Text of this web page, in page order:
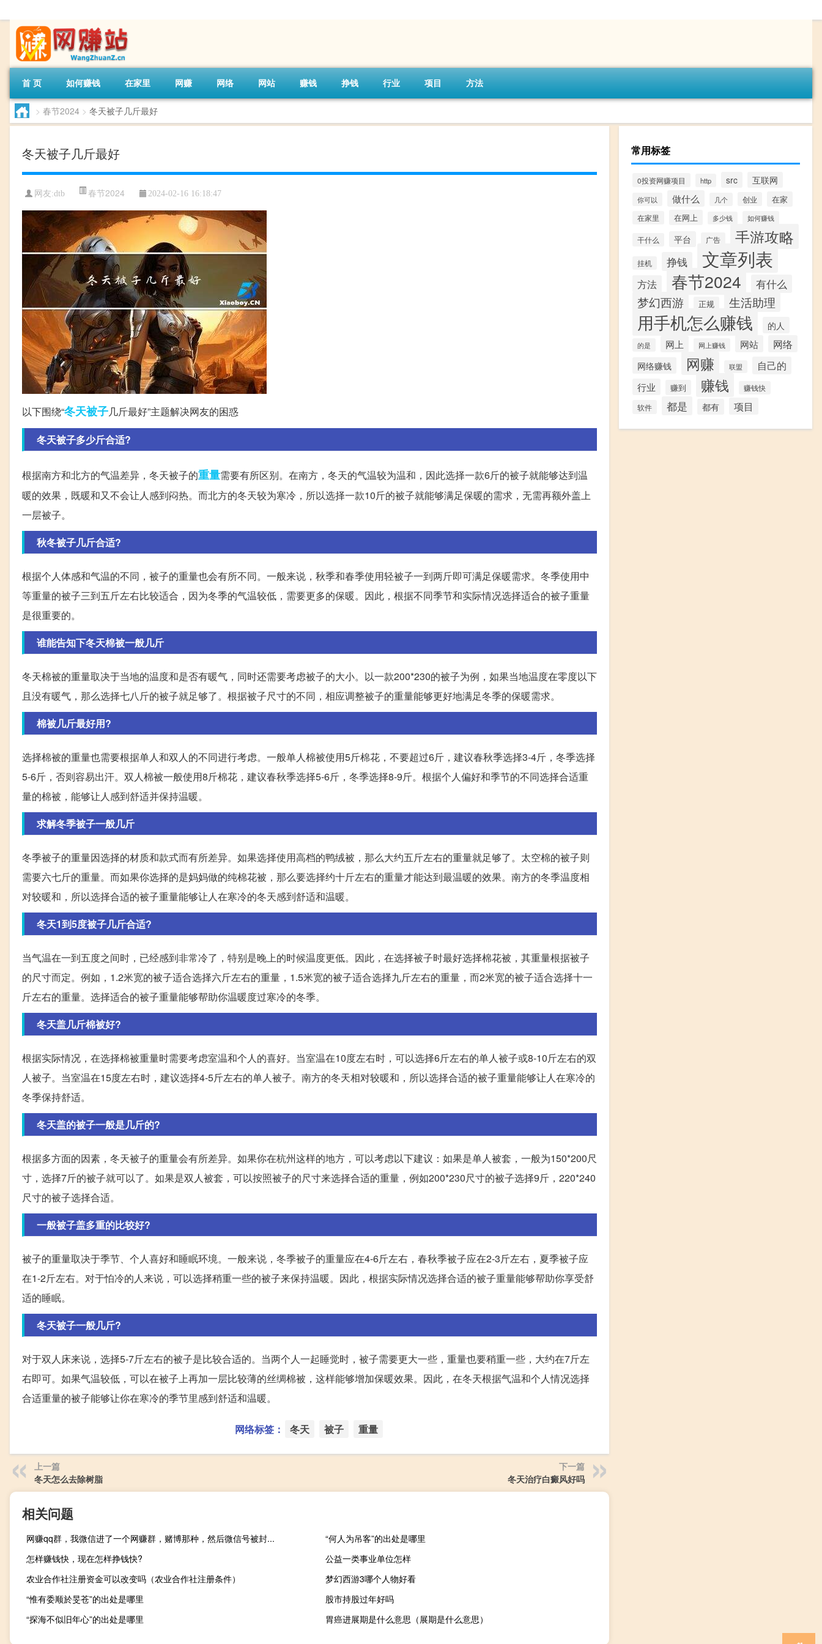
首 页 如何赚钱 在家里 网赚 网络 网站 赚钱 挣钱 行业 项目 方法
> 春节2024 > 冬天被子几斤最好
冬天被子几斤最好
网友:dtb 春节2024 2024-02-16 16:18:47
以下围绕“冬天被子几斤最好”主题解决网友的困惑
冬天被子多少斤合适?
根据南方和北方的气温差异，冬天被子的重量需要有所区别。在南方，冬天的气温较为温和，因此选择一款6斤的被子就能够达到温
暖的效果，既暖和又不会让人感到闷热。而北方的冬天较为寒冷，所以选择一款10斤的被子就能够满足保暖的需求，无需再额外盖上
一层被子。
秋冬被子几斤合适?
根据个人体感和气温的不同，被子的重量也会有所不同。一般来说，秋季和春季使用轻被子一到两斤即可满足保暖需求。冬季使用中
等重量的被子三到五斤左右比较适合，因为冬季的气温较低，需要更多的保暖。因此，根据不同季节和实际情况选择适合的被子重量
是很重要的。
谁能告知下冬天棉被一般几斤
冬天棉被的重量取决于当地的温度和是否有暖气，同时还需要考虑被子的大小。以一款200*230的被子为例，如果当地温度在零度以下
且没有暖气，那么选择七八斤的被子就足够了。根据被子尺寸的不同，相应调整被子的重量能够更好地满足冬季的保暖需求。
棉被几斤最好用?
选择棉被的重量也需要根据单人和双人的不同进行考虑。一般单人棉被使用5斤棉花，不要超过6斤，建议春秋季选择3-4斤，冬季选择
5-6斤，否则容易出汗。双人棉被一般使用8斤棉花，建议春秋季选择5-6斤，冬季选择8-9斤。根据个人偏好和季节的不同选择合适重
量的棉被，能够让人感到舒适并保持温暖。
求解冬季被子一般几斤
冬季被子的重量因选择的材质和款式而有所差异。如果选择使用高档的鸭绒被，那么大约五斤左右的重量就足够了。太空棉的被子则
需要六七斤的重量。而如果你选择的是妈妈做的纯棉花被，那么要选择约十斤左右的重量才能达到最温暖的效果。南方的冬季温度相
对较暖和，所以选择合适的被子重量能够让人在寒冷的冬天感到舒适和温暖。
冬天1到5度被子几斤合适?
当气温在一到五度之间时，已经感到非常冷了，特别是晚上的时候温度更低。因此，在选择被子时最好选择棉花被，其重量根据被子
的尺寸而定。例如，1.2米宽的被子适合选择六斤左右的重量，1.5米宽的被子适合选择九斤左右的重量，而2米宽的被子适合选择十一
斤左右的重量。选择适合的被子重量能够帮助你温暖度过寒冷的冬季。
冬天盖几斤棉被好?
根据实际情况，在选择棉被重量时需要考虑室温和个人的喜好。当室温在10度左右时，可以选择6斤左右的单人被子或8-10斤左右的双
人被子。当室温在15度左右时，建议选择4-5斤左右的单人被子。南方的冬天相对较暖和，所以选择合适的被子重量能够让人在寒冷的
冬季保持舒适。
冬天盖的被子一般是几斤的?
根据多方面的因素，冬天被子的重量会有所差异。如果你在杭州这样的地方，可以考虑以下建议：如果是单人被套，一般为150*200尺
寸，选择7斤的被子就可以了。如果是双人被套，可以按照被子的尺寸来选择合适的重量，例如200*230尺寸的被子选择9斤，220*240
尺寸的被子选择合适。
一般被子盖多重的比较好?
被子的重量取决于季节、个人喜好和睡眠环境。一般来说，冬季被子的重量应在4-6斤左右，春秋季被子应在2-3斤左右，夏季被子应
在1-2斤左右。对于怕冷的人来说，可以选择稍重一些的被子来保持温暖。因此，根据实际情况选择合适的被子重量能够帮助你享受舒
适的睡眠。
冬天被子一般几斤?
对于双人床来说，选择5-7斤左右的被子是比较合适的。当两个人一起睡觉时，被子需要更大一些，重量也要稍重一些，大约在7斤左
右即可。如果气温较低，可以在被子上再加一层比较薄的丝绸棉被，这样能够增加保暖效果。因此，在冬天根据气温和个人情况选择
合适重量的被子能够让你在寒冷的季节里感到舒适和温暖。
网络标签： 冬天 被子 重量
上一篇
冬天怎么去除树脂
下一篇
冬天治疗白癜风好吗
相关问题
网赚qq群，我微信进了一个网赚群，赌博那种，然后微信号被封...
“何人为吊客”的出处是哪里
怎样赚钱快，现在怎样挣钱快?
公益一类事业单位怎样
农业合作社注册资金可以改变吗（农业合作社注册条件）
梦幻西游3哪个人物好看
“惟有委顺於旻苍”的出处是哪里
股市持股过年好吗
“探海不似旧年心”的出处是哪里
胃癌进展期是什么意思（展期是什么意思）
常用标签
0投资网赚项目 http src 互联网
你可以 做什么 几个 创业 在家
在家里 在网上 多少钱 如何赚钱
干什么 平台 广告 手游攻略
挂机 挣钱 文章列表
方法 春节2024 有什么
梦幻西游 正规 生活助理
用手机怎么赚钱 的人
的是 网上 网上赚钱 网站 网络
网络赚钱 网赚 联盟 自己的
行业 赚到 赚钱 赚钱快
软件 都是 都有 项目